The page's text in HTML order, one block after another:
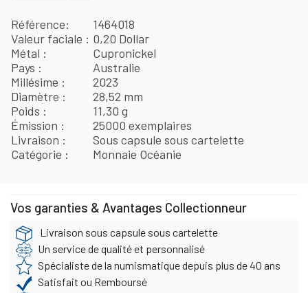
Référence
1464018
Valeur faciale
0,20 Dollar
Métal
Cupronickel
Pays
Australie
Millésime
2023
Diamètre
28,52 mm
Poids
11,30 g
Émission
25000 exemplaires
Livraison
Sous capsule sous cartelette
Catégorie
Monnaie Océanie
Vos garanties & Avantages Collectionneur
Livraison sous capsule sous cartelette
Un service de qualité et personnalisé
Spécialiste de la numismatique depuis plus de 40 ans
Satisfait ou Remboursé